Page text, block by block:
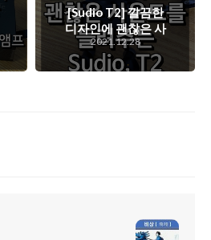
[Sudio T2] 깔끔한
디자인에 괜찮은 사
운드를 들려주는
Sudio, T2
2021.12.28